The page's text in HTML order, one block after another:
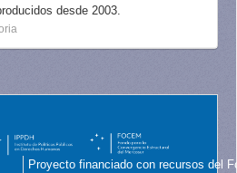
desde 2003.
Proyecto financiado con recursos del